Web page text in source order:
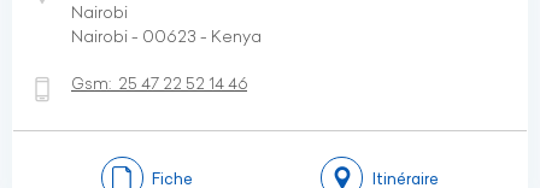
Nairobi
Nairobi - 00623 - Kenya
Gsm: 25 47 22 52 14 46
Fiche Itinéraire